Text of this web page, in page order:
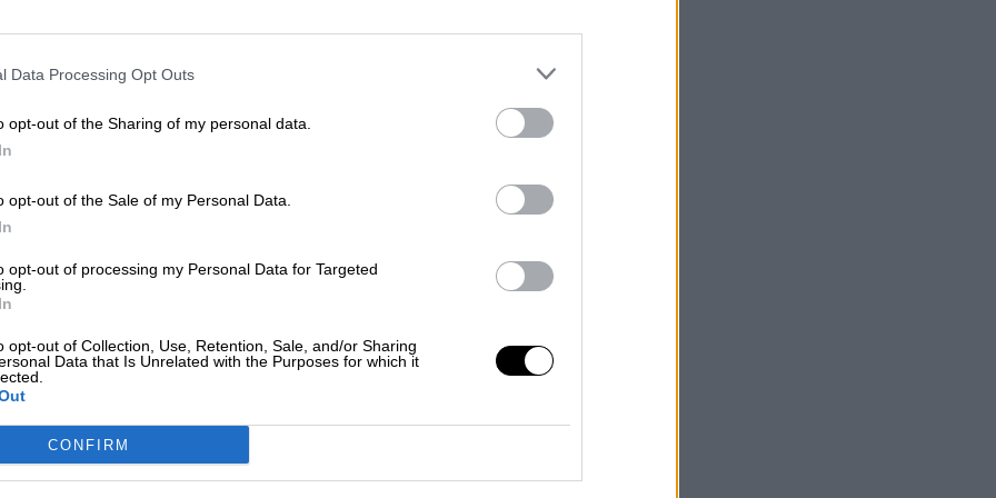
Data Processing Opt Outs
opt-out of the Sharing of my personal data.
opt-out of the Sale of my Personal Data.
opt-out of processing my Personal Data for Targeted
opt-out of Collection, Use, Retention, Sale, and/or Sharing
Data that Is Unrelated with the Purposes for which it
CONFIRM
si no se les paga dignamente se van a
2020
Luis Martínez Almeida , del PP, ha querido
El regidor madrileño ha afirmado que
clasistas”. “No nos podemos
áreas sanitarias no funcionen. (…) No hablen de
científicos (…). Nadie de los que lo critica creo
las directrices impuestas.
, formado desde el día de ayer por el